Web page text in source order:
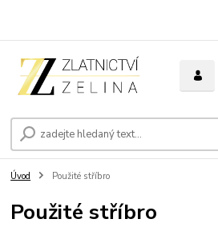
Úvod Použité stříbro
Použité stříbro